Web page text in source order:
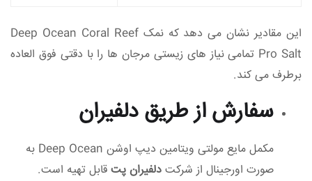
این مقادیر نشان می‌ دهد که نمک Deep Ocean Coral Reef
Pro Salt تمامی نیاز های زیستی مرجان‌ ها را با دقتی فوق‌ العاده
برطرف می‌ کند.
سفارش از طریق دلفیران
مکمل مایع مولتی ویتامین دیپ اوشن Deep Ocean
به‌
صورت اورجینال از شرکت دلفیران پت قابل تهیه است.